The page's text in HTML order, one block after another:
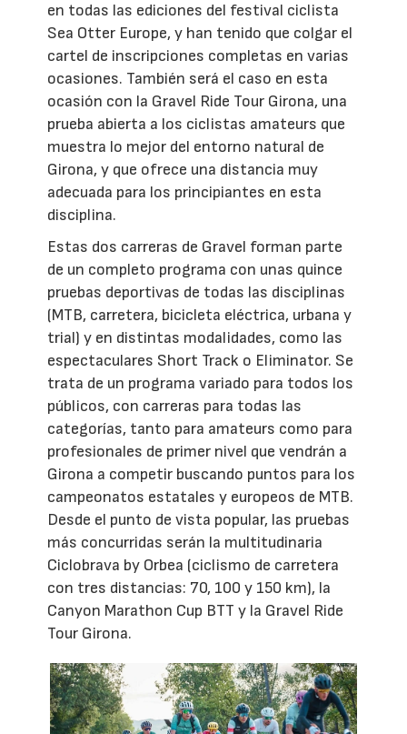
en todas las ediciones del festival ciclista
Sea Otter Europe, y han tenido que colgar el
cartel de inscripciones completas en varias
ocasiones. También será el caso en esta
ocasión con la Gravel Ride Tour Girona, una
prueba abierta a los ciclistas amateurs que
muestra lo mejor del entorno natural de
Girona, y que ofrece una distancia muy
adecuada para los principiantes en esta
disciplina.
Estas dos carreras de Gravel forman parte
de un completo programa con unas quince
pruebas deportivas de todas las disciplinas
(MTB, carretera, bicicleta eléctrica, urbana y
trial) y en distintas modalidades, como las
espectaculares Short Track o Eliminator. Se
trata de un programa variado para todos los
públicos, con carreras para todas las
categorías, tanto para amateurs como para
profesionales de primer nivel que vendrán a
Girona a competir buscando puntos para los
campeonatos estatales y europeos de MTB.
Desde el punto de vista popular, las pruebas
más concurridas serán la multitudinaria
Ciclobrava by Orbea (ciclismo de carretera
con tres distancias: 70, 100 y 150 km), la
Canyon Marathon Cup BTT y la Gravel Ride
Tour Girona.